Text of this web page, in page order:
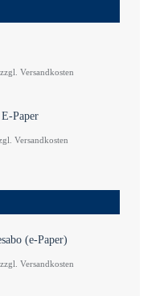
Versandkosten
Paper
Versandkosten
(e-Paper)
Versandkosten